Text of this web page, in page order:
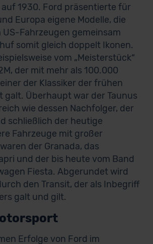
1930. Ford präsentierte für
Europa eigene Modelle, die
Fahrzeugen gemeinsam
somit gleich doppelt Ikonen.
vom „Meisterstück“
der mit mehr als 100.000
der Klassiker der frühen
galt. Überhaupt war der Taunus
wie dessen Nachfolger, der
schließlich der heutige
Fahrzeuge mit großer
der Granada, das
und der bis heute vom Band
Fiesta. Abgerundet wird
den Transit, der als Inbegriff
galt und gilt.
Erfolge von Ford im